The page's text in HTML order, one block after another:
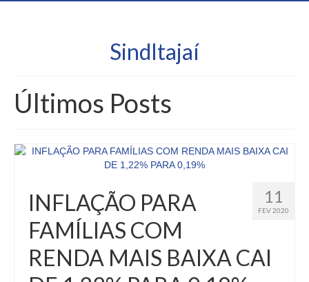
SindItajaí
Últimos Posts
11
FEV 2020
INFLAÇÃO PARA
FAMÍLIAS COM
RENDA MAIS BAIXA CAI